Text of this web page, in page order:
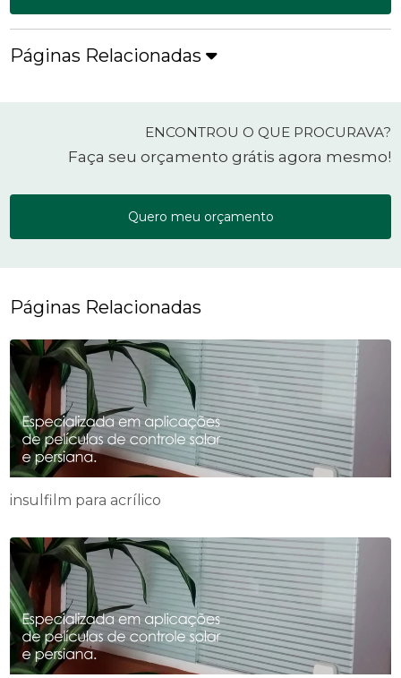
Páginas Relacionadas
ENCONTROU O QUE PROCURAVA?
Faça seu orçamento grátis agora mesmo!
Quero meu orçamento
Páginas Relacionadas
insulfilm para acrílico